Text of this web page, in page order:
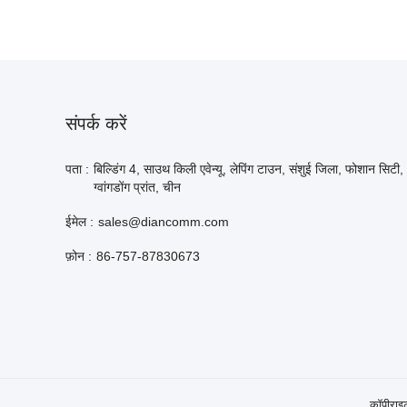
संपर्क करें
पता : बिल्डिंग 4, साउथ किली एवेन्यू, लेपिंग टाउन, संशुई जिला, फोशान सिटी,
ग्वांगडोंग प्रांत, चीन
ईमेल : sales@diancomm.com
फ़ोन : 86-757-87830673